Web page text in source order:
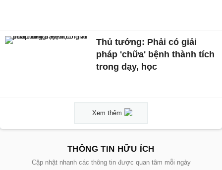
Thủ tướng: Phải có giải
pháp 'chữa' bệnh thành tích
trong dạy, học
Xem thêm
THÔNG TIN HỮU ÍCH
Cập nhật nhanh các thông tin được quan tâm mỗi ngày